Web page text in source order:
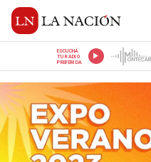
ESCUCHÁ
TU RADIO
PREFERIDA